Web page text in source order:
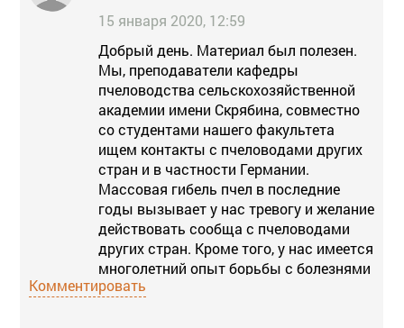
15 января 2020, 12:59
Добрый день. Материал был полезен.
Мы, преподаватели кафедры
пчеловодства сельскохозяйственной
академии имени Скрябина, совместно
со студентами нашего факультета
ищем контакты с пчеловодами других
стран и в частности Германии.
Массовая гибель пчел в последние
годы вызывает у нас тревогу и желание
действовать сообща с пчеловодами
других стран. Кроме того, у нас имеется
многолетний опыт борьбы с болезнями
пчел.Впервые проведены в
Комментировать